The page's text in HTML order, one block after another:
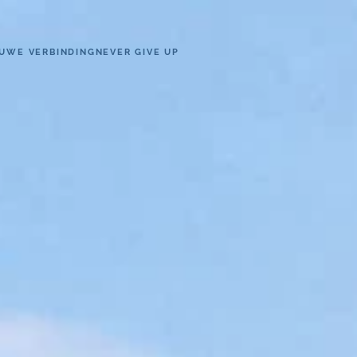
VERBINDING NEVER GIVE UP